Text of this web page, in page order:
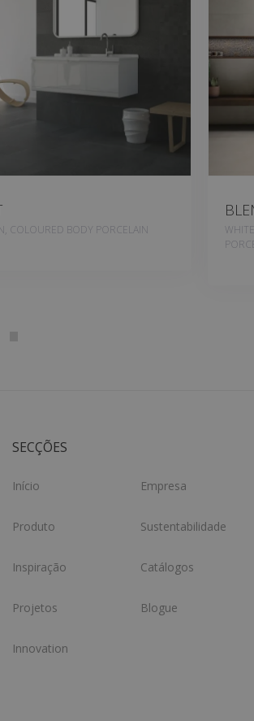
COLOURED BODY PORCELAIN
SECÇÕES
Início
Produto
Inspiração
Projetos
Innovation
Empresa
Sustentabilidade
Catálogos
Blogue